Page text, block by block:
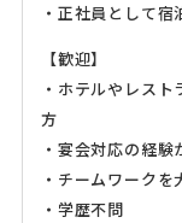
・正社員として
【歓迎】
・ホテルやレス
方
・宴会対応の経験
・チームワーク
・学歴不問